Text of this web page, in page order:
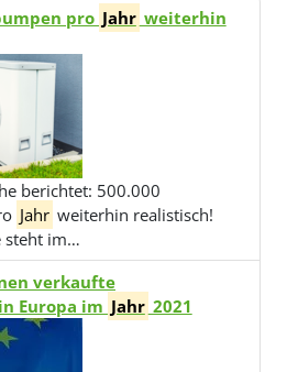
pro Jahr weiterhin
berichtet: 500.000
Jahr weiterhin realistisch!
steht im…
verkaufte
Europa im Jahr 2021